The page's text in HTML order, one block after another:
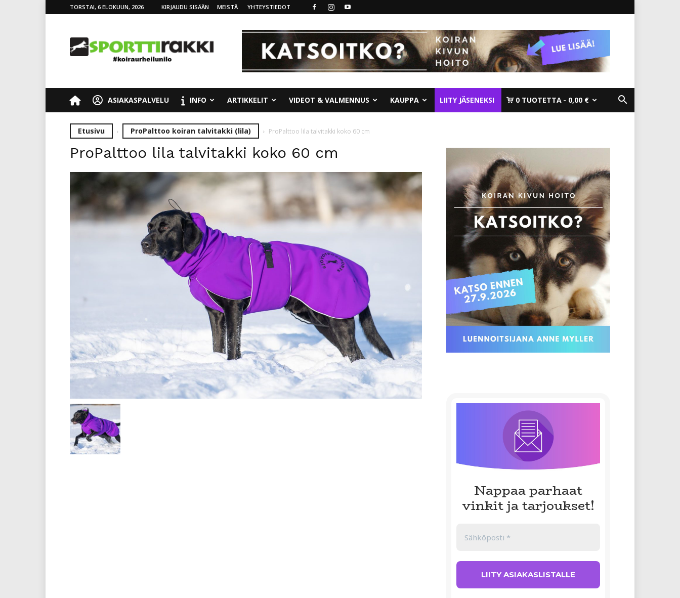
TORSTAI, 6 ELOKUUN, 2026 KIRJAUDU SISÄÄN MEISTÄ YHTEYSTIEDOT
ASIAKASPALVELU INFO ARTIKKELIT VIDEOT & VALMENNUS KAUPPA LIITY JÄSENEKSI 0 TUOTETTA 0,00 €
Etusivu ProPalttoo koiran talvitakki (lila) ProPalttoo lila talvitakki koko 60 cm
ProPalttoo lila talvitakki koko 60 cm
Nappaa parhaat
vinkit ja tarjoukset!